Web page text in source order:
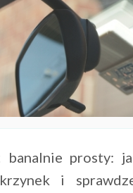
banalnie prosty:
i